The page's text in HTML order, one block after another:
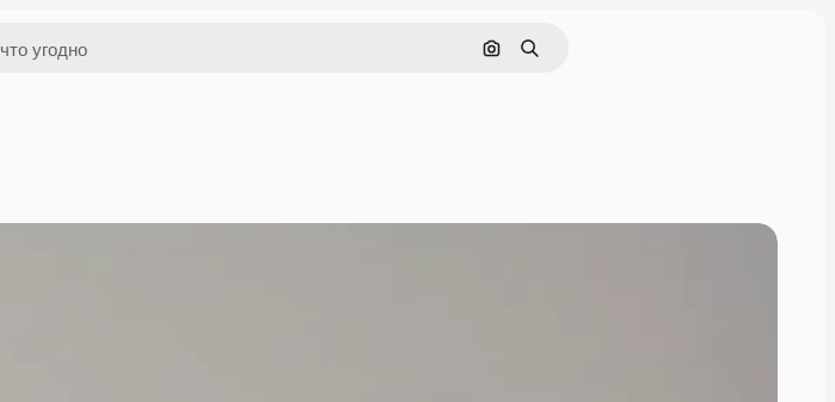
Поиск по изображению
Поиск